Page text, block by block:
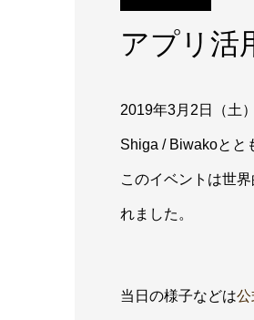
アプリ活
2019年3月2日（土
Shiga / Biwakoとと
このイベントは世
れました。
当日の様子などは公